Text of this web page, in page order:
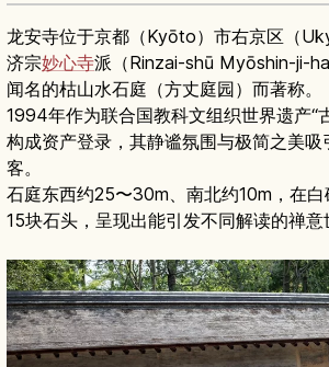
龙安寺位于京都（Kyōto）市右京区（
济宗妙心寺派（Rinzai-shū Myōshin-ji-
闻名的枯山水石庭（方丈庭园）而著称。
1994年作为联合国教科文组织世界遗产“
构成资产登录，其静谧氛围与极简之美
客。
石庭东西约25〜30m、南北约10m，在
15块石头，呈现出能引发不同解读的禅意